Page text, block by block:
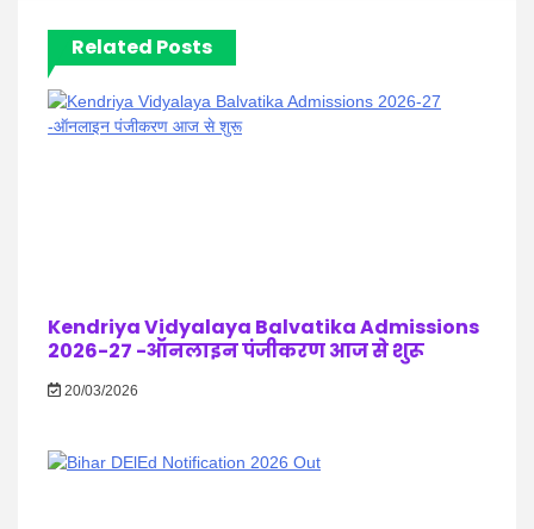
Related Posts
Kendriya Vidyalaya Balvatika Admissions
2026-27 -ऑनलाइन पंजीकरण आज से शुरू
20/03/2026